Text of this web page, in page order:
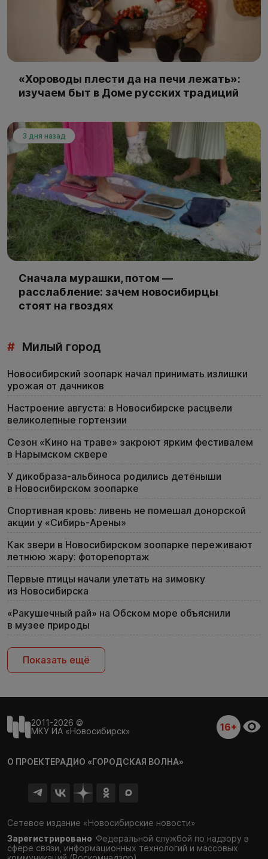
«Хороводы плести да на печи лежать»:
изучаем быт в Доме русских традиций
3 дня назад
Сначала мурашки, потом —
расслабление: зачем новосибирцы
стоят на гвоздях
# Милый город
Новосибирский зоопарк начал принимать излишки
урожая от дачников
Настроение августа: в Новосибирске расцвели
великолепные гортензии
Сезон «Кино на траве» закроют ярким фестивалем
в Нарымском сквере
У дикобраза-альбиноса родились детёныши
в Новосибирском зоопарке
Спортивная кровь: ливень не помешал донорской
акции у «Сибирь-Арены»
Как звери в Новосибирском зоопарке переживают
летнюю жару: фоторепортаж
Первые птицы начали улетать на зимовку
из Новосибирска
«Ракушечный рай» на Обском море объяснили
в музее природы
Показать ещё
2011-2026 ©
МКУ ИА «Новосибирск»
16+
О ПРОЕКТЕРАДИО «ГОРОДСКАЯ ВОЛНА»
Сетевое издание «Новосибирские новости»
Зарегистрировано Федеральной службой по надзору в
сфере связи, информационных технологий и массовых